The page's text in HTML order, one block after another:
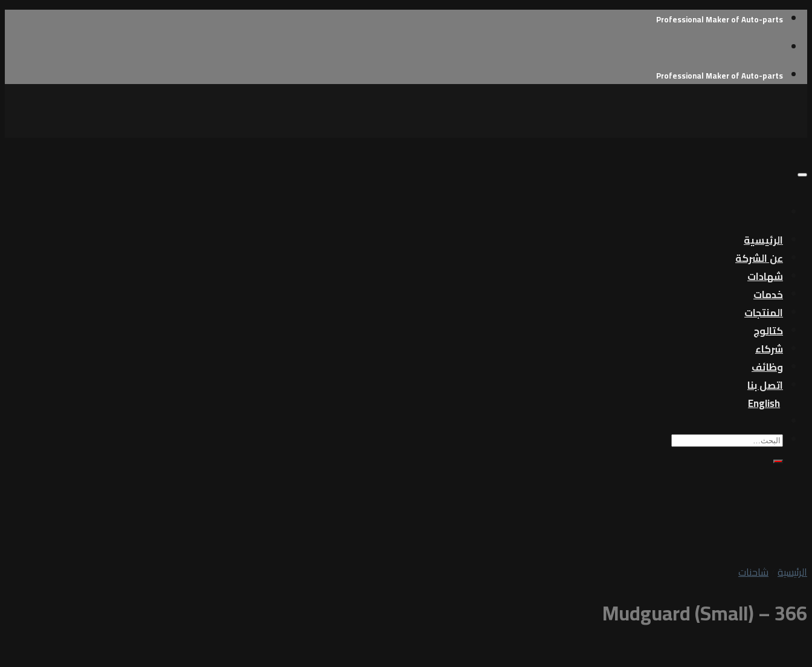
Skip
content
Professional Maker of Auto-parts
Professional Maker of Auto-parts
الرئيسية
عن الشركة
شهادات
خدمات
المنتجات
كتالوج
شركاء
وظائف
اتصل بنا
English
بحث
عن:
الرئيسية شاحنات
Mudguard (Small) – 366